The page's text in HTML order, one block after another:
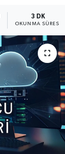
3 DK
OKUNMA SÜRESI